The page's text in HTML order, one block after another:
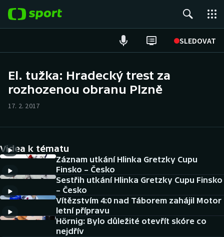
SLEDOVAT
Hokej
Cyklistika
DALŠÍ SPORTY
Americký fotbal
Baseball a softbal
NEPŘEHLÉDNĚTE
El. tužka: Hradecký trest za
rozhozenou obranu Plzně
17. 2. 2017
Videa k tématu
Záznam utkání Hlinka Gretzky Cupu
Finsko – Česko
Sestřih utkání Hlinka Gretzky Cupu Finsko
– Česko
Vítězstvím 4:0 nad Táborem zahájil Motor
letní přípravu
Hörnig: Bylo důležité otevřít skóre co
nejdřív